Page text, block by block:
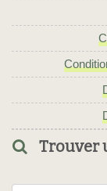
Trouver